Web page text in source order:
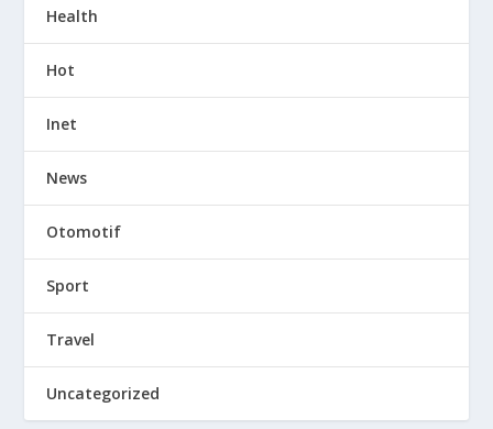
Health
Hot
Inet
News
Otomotif
Sport
Travel
Uncategorized